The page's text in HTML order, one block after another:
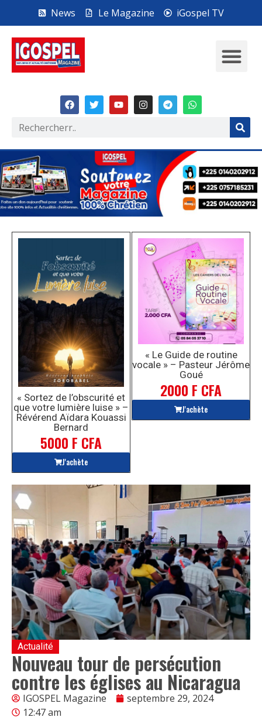
News Le Magazine iGospel TV
« Sortez de l’obscurité et
que votre lumière luise » –
Révérend Aïdara Kouassi
Bernard
5000 F CFA
J'achète
« Le Guide de routine
vocale » – Pasteur Jérôme
Goué
2000 F CFA
J'achète
Actualité
Nouveau tour de persécution
contre les églises au Nicaragua
IGOSPEL Magazine
septembre 29, 2024
12:47 am